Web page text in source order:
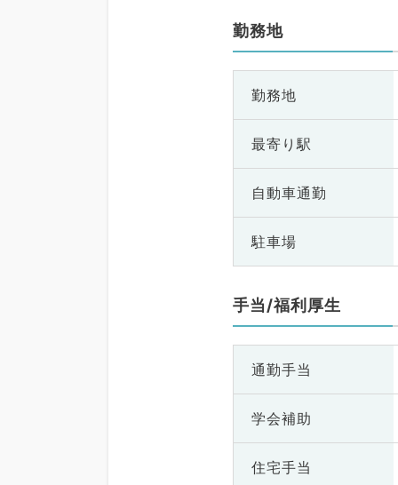
勤務地
勤務地
最寄り駅
自動車通勤
駐車場
手当/福利厚生
通勤手当
学会補助
住宅手当